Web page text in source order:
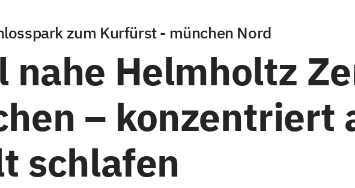
nahe Helmholtz
– konzentriert
schlafen
zum Kurfürst - münchen Nord